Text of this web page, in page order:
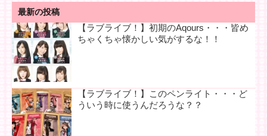
最新の投稿
【ラブライブ！】初期のAqours・・・皆め
ちゃくちゃ懐かしい気がするな！！
【ラブライブ！】このペンライト・・・ど
ういう時に使うんだろうな？？